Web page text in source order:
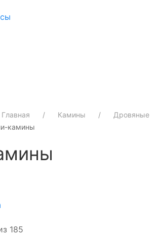
Главная Камины
Дровяные
камины
185